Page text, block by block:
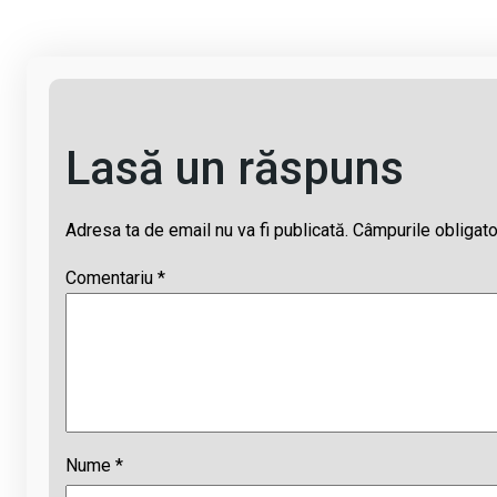
Lasă un răspuns
Adresa ta de email nu va fi publicată. Câmpurile
Comentariu *
Nume *